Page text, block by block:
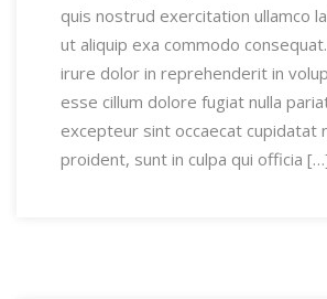
quis nostrud exercitation ullamco
ut aliquip exa commodo
irure dolor in reprehenderit in
esse cillum dolore fugiat nulla
excepteur sint occaecat cupidatat
proident, sunt in culpa qui officia